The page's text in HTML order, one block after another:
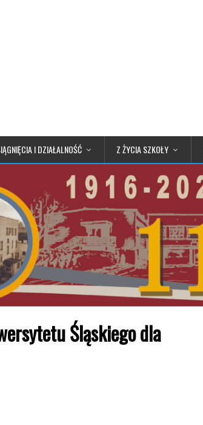
I DZIAŁALNOŚĆ Z ŻYCIA SZKOŁY
Śląskiego dla